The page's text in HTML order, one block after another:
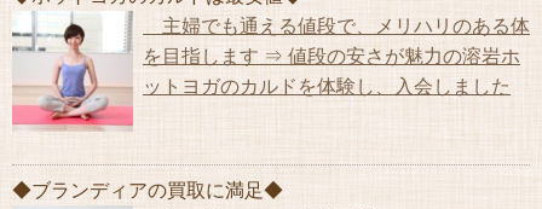
主婦でも通える値段で、メリハリのある体
を目指します ⇒ 値段の安さが魅力の溶岩ホ
ットヨガのカルドを体験し、入会しました
◆ブランディアの買取に満足◆